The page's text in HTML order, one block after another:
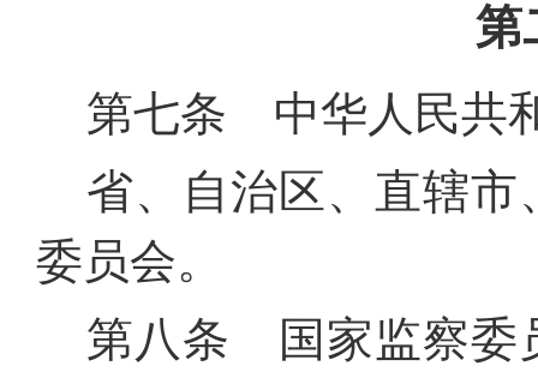
第
第七条 中华人民共
省、自治区、直辖
委员会。
第八条 国家监察委